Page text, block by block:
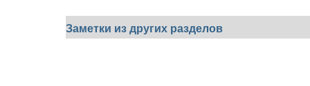
Заметки из других разделов